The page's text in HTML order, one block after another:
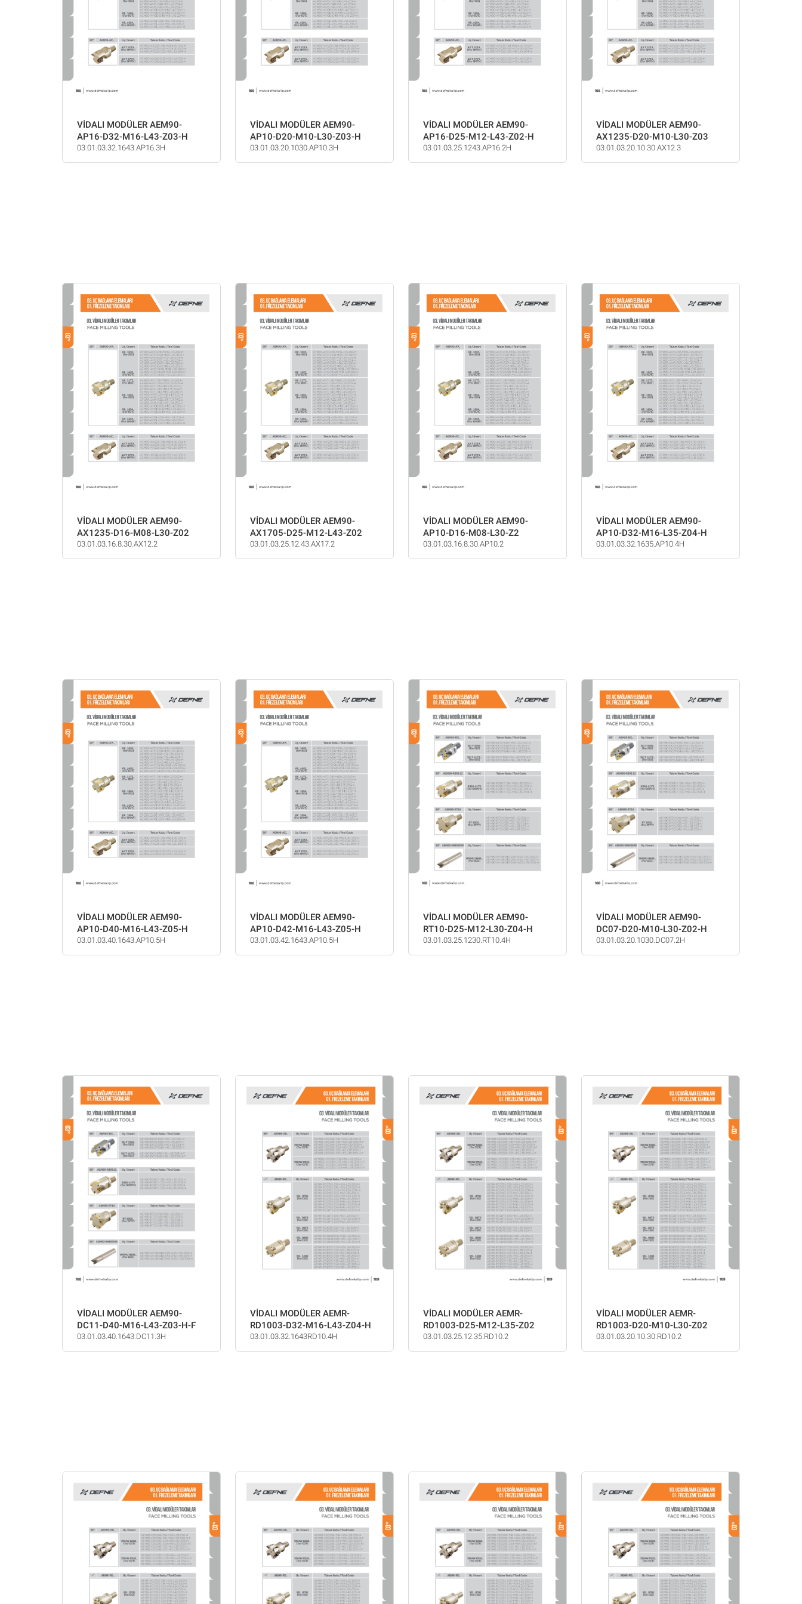
VİDALI MODÜLER AEM90-
AP16-D32-M16-L43-Z03-H
03.01.03.32.1643.AP16.3H
VİDALI MODÜLER AEM90-
AP10-D20-M10-L30-Z03-H
03.01.03.20.1030.AP10.3H
VİDALI MODÜLER AEM90-
AP16-D25-M12-L43-Z02-H
03.01.03.25.1243.AP16.2H
VİDALI MODÜLER AEM90-
AX1235-D20-M10-L30-Z03
03.01.03.20.10.30.AX12.3
VİDALI MODÜLER AEM90-
AX1235-D16-M08-L30-Z02
03.01.03.16.8.30.AX12.2
VİDALI MODÜLER AEM90-
AX1705-D25-M12-L43-Z02
03.01.03.25.12.43.AX17.2
VİDALI MODÜLER AEM90-
AP10-D16-M08-L30-Z2
03.01.03.16.8.30.AP10.2
VİDALI MODÜLER AEM90-
AP10-D32-M16-L35-Z04-H
03.01.03.32.1635.AP10.4H
VİDALI MODÜLER AEM90-
AP10-D40-M16-L43-Z05-H
03.01.03.40.1643.AP10.5H
VİDALI MODÜLER AEM90-
AP10-D42-M16-L43-Z05-H
03.01.03.42.1643.AP10.5H
VİDALI MODÜLER AEM90-
RT10-D25-M12-L30-Z04-H
03.01.03.25.1230.RT10.4H
VİDALI MODÜLER AEM90-
DC07-D20-M10-L30-Z02-H
03.01.03.20.1030.DC07.2H
VİDALI MODÜLER AEM90-
DC11-D40-M16-L43-Z03-H-F
03.01.03.40.1643.DC11.3H
VİDALI MODÜLER AEMR-
RD1003-D32-M16-L43-Z04-H
03.01.03.32.1643RD10.4H
VİDALI MODÜLER AEMR-
RD1003-D25-M12-L35-Z02
03.01.03.25.12.35.RD10.2
VİDALI MODÜLER AEMR-
RD1003-D20-M10-L30-Z02
03.01.03.20.10.30.RD10.2